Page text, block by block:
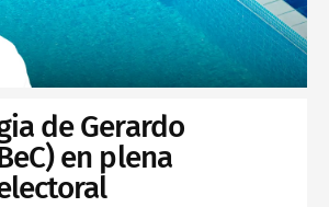
de Gerardo
en plena